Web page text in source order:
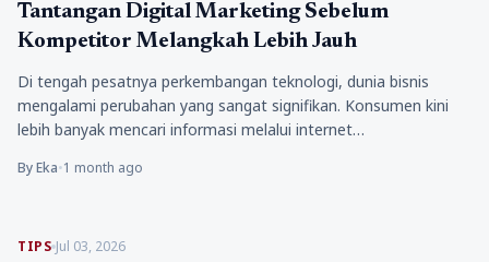
Tantangan Digital Marketing Sebelum
Kompetitor Melangkah Lebih Jauh
Di tengah pesatnya perkembangan teknologi, dunia bisnis
mengalami perubahan yang sangat signifikan. Konsumen kini
lebih banyak mencari informasi melalui internet…
By Eka•1 month ago
TIPS Jul 03, 2026